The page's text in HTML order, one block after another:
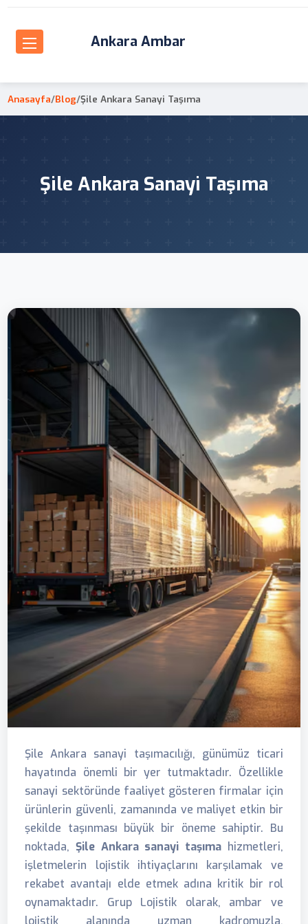
Ankara Ambar
Anasayfa/Blog/Şile Ankara Sanayi Taşıma
Şile Ankara Sanayi Taşıma
Şile Ankara sanayi taşımacılığı, günümüz ticari
hayatında önemli bir yer tutmaktadır. Özellikle
sanayi sektöründe faaliyet gösteren firmalar için
ürünlerin güvenli, zamanında ve maliyet etkin bir
şekilde taşınması büyük bir öneme sahiptir. Bu
noktada, Şile Ankara sanayi taşıma hizmetleri,
işletmelerin lojistik ihtiyaçlarını karşılamak ve
rekabet avantajı elde etmek adına kritik bir rol
oynamaktadır. Grup Lojistik olarak, ambar ve
lojistik alanında uzman kadromuzla,